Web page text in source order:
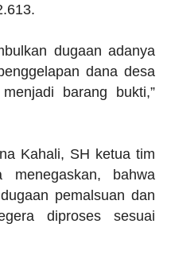
dugaan adanya
dana desa
barang bukti,”
Kahali, SH ketua tim
bahwa
pemalsuan dan
diproses sesuai